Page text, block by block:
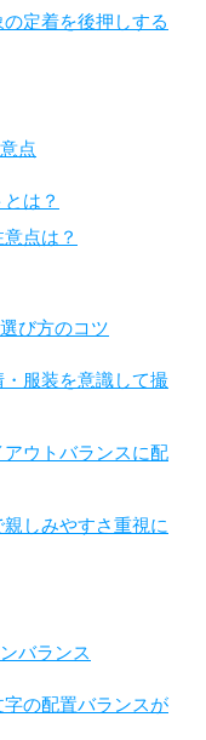
定着を後押しする
点
は？
点は？
び方のコツ
服装を意識して撮
ウトバランスに配
しみやすさ重視に
バランス
の配置バランスが